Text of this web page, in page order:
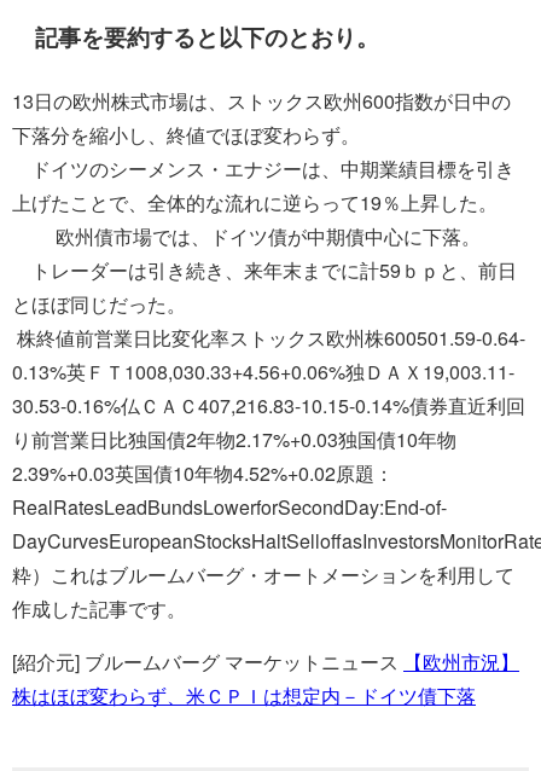
記事を要約すると以下のとおり。
13日の欧州株式市場は、ストックス欧州600指数が日中の
下落分を縮小し、終値でほぼ変わらず。
ドイツのシーメンス・エナジーは、中期業績目標を引き
上げたことで、全体的な流れに逆らって19％上昇した。
欧州債市場では、ドイツ債が中期債中心に下落。
トレーダーは引き続き、来年末までに計59ｂｐと、前日
とほぼ同じだった。
株終値前営業日比変化率ストックス欧州株600501.59-0.64-
0.13%英ＦＴ1008,030.33+4.56+0.06%独ＤＡＸ19,003.11-
30.53-0.16%仏ＣＡＣ407,216.83-10.15-0.14%債券直近利回
り前営業日比独国債2年物2.17%+0.03独国債10年物
2.39%+0.03英国債10年物4.52%+0.02原題：
RealRatesLeadBundsLowerforSecondDay:End-of-
粋）これはブルームバーグ・オートメーションを利用して
作成した記事です。
[紹介元] ブルームバーグ マーケットニュース
【欧州市況】
株はほぼ変わらず、米ＣＰＩは想定内－ドイツ債下落